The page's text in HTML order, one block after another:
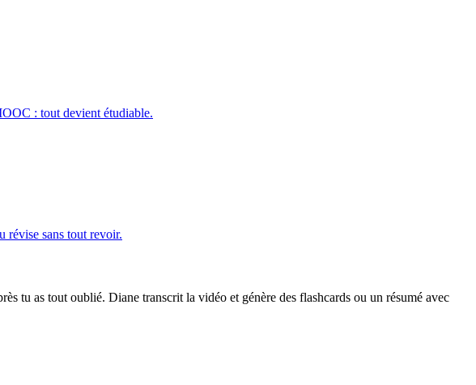
: tout devient étudiable.
révise sans tout revoir.
tu as tout oublié. Diane transcrit la vidéo et génère des flashcards ou un résumé avec